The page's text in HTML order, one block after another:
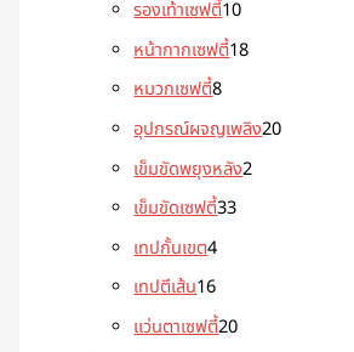
รองเท้าเซฟตี้10
หน้ากากเซฟตี้18
หมวกเซฟตี้8
อุปกรณ์ผจญเพลิง20
เข็มขัดพยุงหลัง2
เข็มขัดเซฟตี้33
เทปกั้นเขต4
เทปตีเส้น16
แว่นตาเซฟตี้20